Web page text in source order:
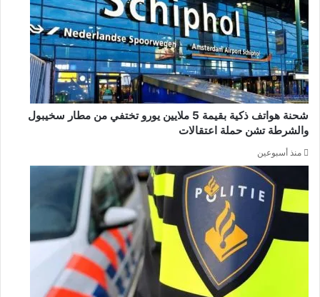
شحنة هواتف ذكية بقيمة 5 ملايين يورو تختفي من مطار سخيبول
والشرطة تشن حملة اعتقالات
منذ أسبوعين